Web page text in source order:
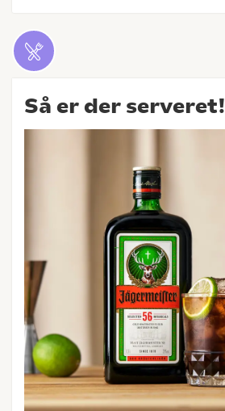
Så er der serveret!